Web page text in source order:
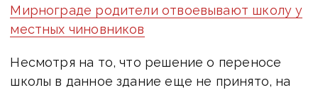
Мирнограде родители отвоевывают школу у
местных чиновников
Несмотря на то, что решение о переносе
школы в данное здание еще не принято, на